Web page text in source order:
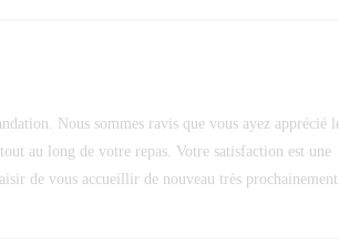
Nous sommes ravis que vous ayez apprécié
au long de votre repas. Votre satisfaction est une
de vous accueillir de nouveau très prochainement